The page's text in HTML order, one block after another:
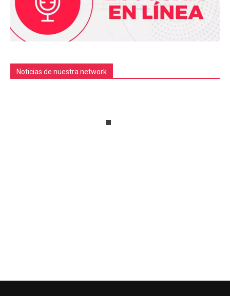
Noticias de nuestra network